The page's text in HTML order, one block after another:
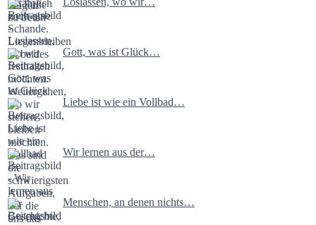
Gott, was ist Glück…
Liebe ist wie ein Vollbad…
Wir lernen aus der…
Menschen, an denen nichts…